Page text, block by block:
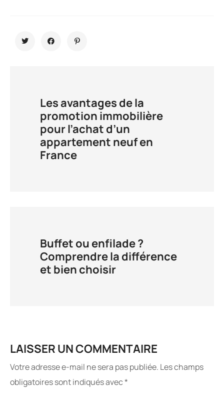
Les avantages de la
promotion immobilière
pour l’achat d’un
appartement neuf en
France
Buffet ou enfilade ?
Comprendre la différence
et bien choisir
LAISSER UN COMMENTAIRE
Votre adresse e-mail ne sera pas publiée. Les champs
obligatoires sont indiqués avec*